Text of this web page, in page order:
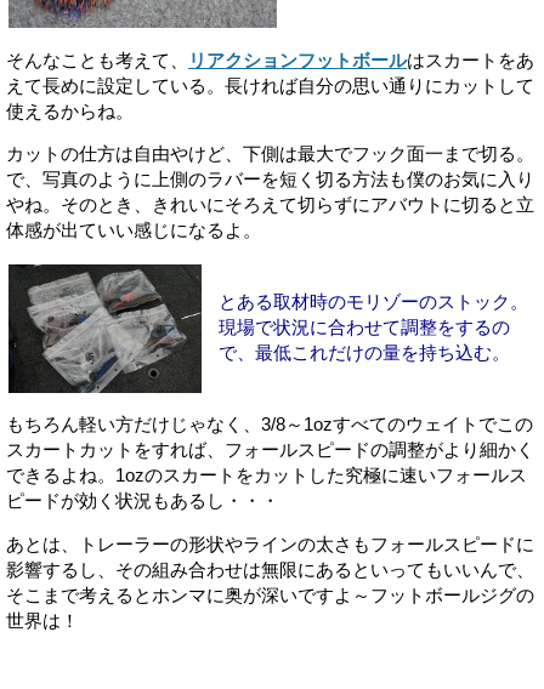
そんなことも考えて、 リアクションフットボールはスカートをあ
えて長めに設定している。長ければ自分の思い通りにカットして
使えるからね。
カットの仕方は自由やけど、下側は最大でフック面一まで切る。
で、写真のように上側のラバーを短く切る方法も僕のお気に入り
やね。そのとき、きれいにそろえて切らずにアバウトに切ると立
体感が出ていい感じになるよ。
とある取材時のモリゾーのストック。
現場で状況に合わせて調整をするの
で、最低これだけの量を持ち込む。
もちろん軽い方だけじゃなく、3/8～1ozすべてのウェイトでこの
スカートカットをすれば、フォールスピードの調整がより細かく
できるよね。1ozのスカートをカットした究極に速いフォールス
ピードが効く状況もあるし・・・
あとは、トレーラーの形状やラインの太さもフォールスピードに
影響するし、その組み合わせは無限にあるといってもいいんで、
そこまで考えるとホンマに奥が深いですよ～フットボールジグの
世界は！